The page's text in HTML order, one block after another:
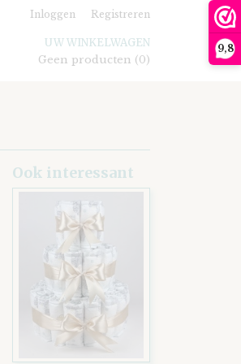
9,8
Inloggen Registreren
UW WINKELWAGEN
Geen producten (0)
Ook interessant